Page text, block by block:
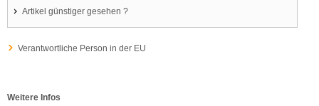
Artikel günstiger gesehen ?
Verantwortliche Person in der EU
Weitere Infos